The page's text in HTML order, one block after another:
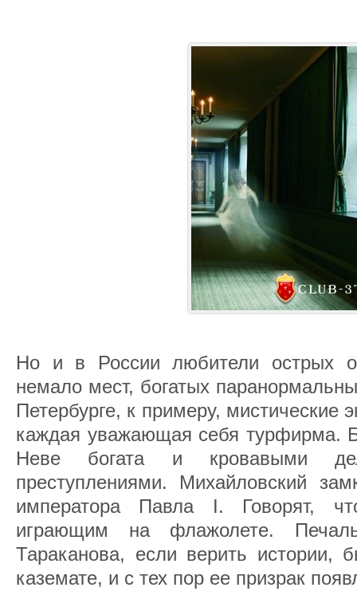
Но и в России любители острых
немало мест, богатых
Петербурге, к примеру, мистические
каждая уважающая себя турфирма.
Неве богата и кровавыми
преступлениями. Михайловский
императора Павла I. Говорят,
играющим на флажолете.
Тараканова, если верить истории,
каземате, и с тех пор ее призрак